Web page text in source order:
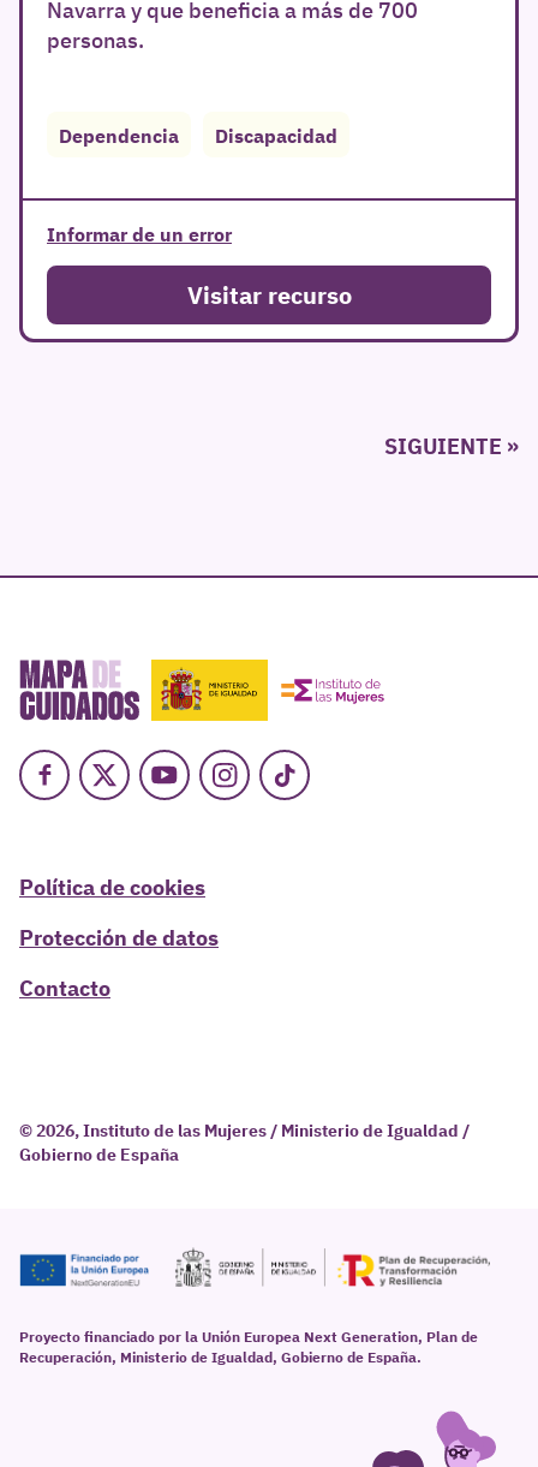
Navarra y que beneficia a más de 700
personas.
Dependencia Discapacidad
Informar de un error
Visitar recurso
SIGUIENTE
Facebook
X YoutubeInstagram
TikTok
Política de cookies
Protección de datos
Contacto
© 2026, Instituto de las Mujeres / Ministerio de Igualdad /
Gobierno de España
Proyecto financiado por la Unión Europea Next Generation, Plan de
Recuperación, Ministerio de Igualdad, Gobierno de España.